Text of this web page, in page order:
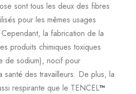
sont tous les deux des fibres
pour les mêmes usages
la fabrication de la
produits chimiques toxiques
de sodium), nocif pour
santé des travailleurs. De plus, la
respirante que le TENCEL™